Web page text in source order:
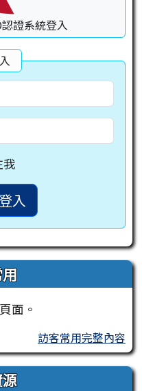
證系統登入
我
入
面。
訪客常用完整內容